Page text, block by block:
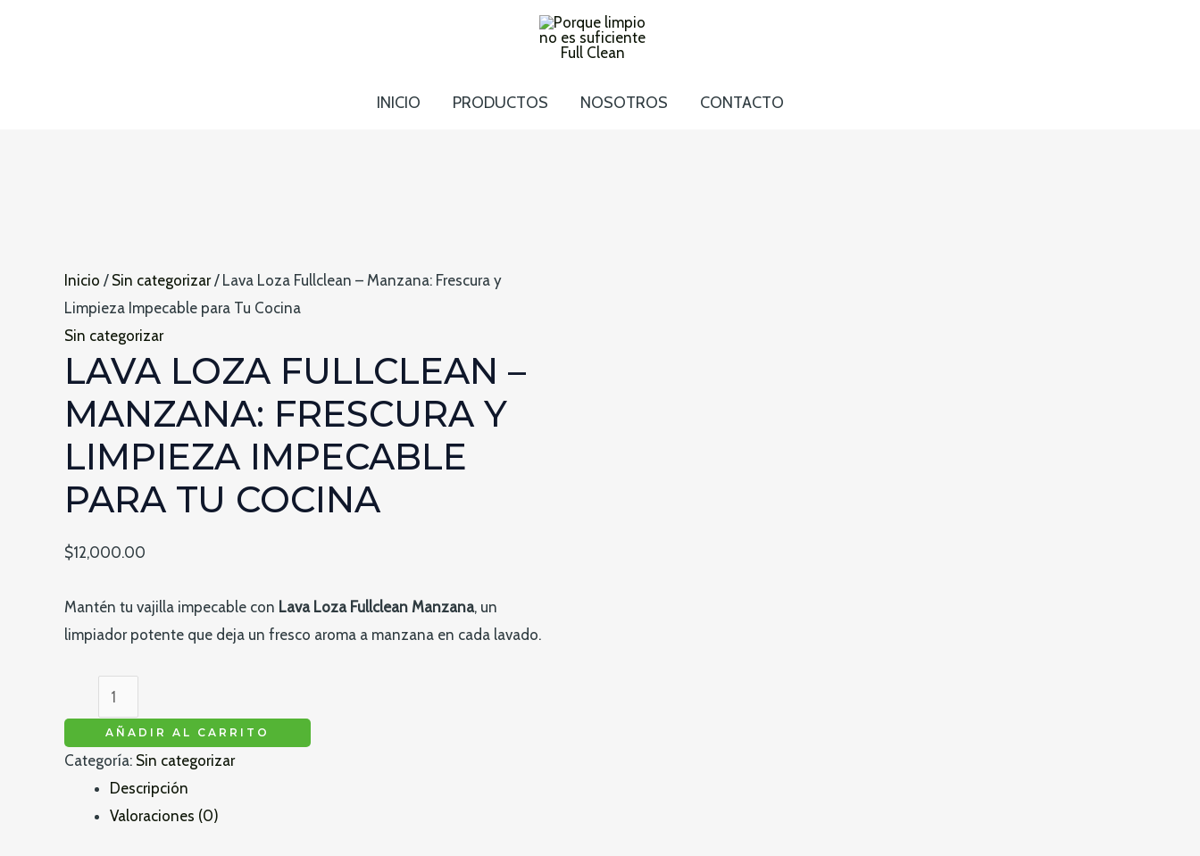
INICIO PRODUCTOS NOSOTROS CONTACTO
Inicio / Sin categorizar/ Lava Loza Fullclean – Manzana: Frescura y
Limpieza Impecable para Tu Cocina
Sin categorizar
LAVA LOZA FULLCLEAN –
MANZANA: FRESCURA Y
LIMPIEZA IMPECABLE
PARA TU COCINA
$12,000.00
Mantén tu vajilla impecable con Lava Loza Fullclean Manzana, un
limpiador potente que deja un fresco aroma a manzana en cada lavado.
Loza
Fullclean
–
Manzana:
Frescura
AÑADIR AL CARRITO
Categoría: Sin categorizar
Descripción
Valoraciones (0)